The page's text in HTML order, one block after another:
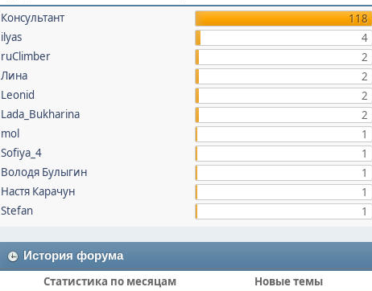
Консультант
118
ilyas
4
ruClimber
2
Лина
2
Leonid
2
Lada_Bukharina
2
mol
1
Sofiya_4
1
Володя Булыгин
1
Настя Карачун
1
Stefan
1
История форума
Статистика по месяцам Новые темы